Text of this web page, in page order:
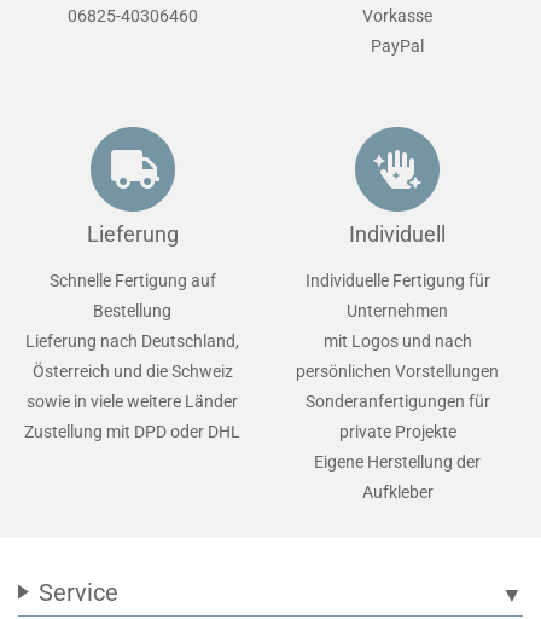
06825-40306460
Vorkasse
PayPal
Lieferung
Schnelle Fertigung auf
Bestellung
Lieferung nach Deutschland,
Österreich und die Schweiz
sowie in viele weitere Länder
Zustellung mit DPD oder DHL
Individuell
Individuelle Fertigung für
Unternehmen
mit Logos und nach
persönlichen Vorstellungen
Sonderanfertigungen für
private Projekte
Eigene Herstellung der
Aufkleber
Service ▼